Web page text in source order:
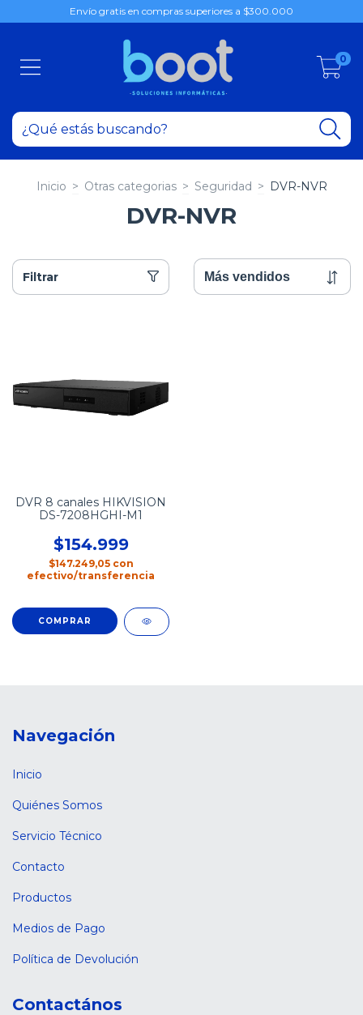
Envío gratis en compras superiores a $300.000
0
Inicio > Otras categorias > Seguridad > DVR-NVR
DVR-NVR
Filtrar
DVR 8 canales HIKVISION
DS-7208HGHI-M1
$154.999
$147.249,05 con
efectivo/transferencia
Navegación
Inicio
Quiénes Somos
Servicio Técnico
Contacto
Productos
Medios de Pago
Política de Devolución
Contactános